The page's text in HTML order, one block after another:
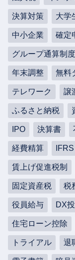
決算対策 大学
中小企業 確定
グループ通算制度
年末調整 無料
テレワーク 譲
ふるさと納税
IPO 決算書
経費精算 IFRS
賃上げ促進税制
固定資産税 税
役員給与 DX
住宅ローン控除
トライアル 退